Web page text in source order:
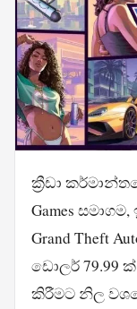
ක්‍රීඩා
Games
Grand Theft
ඩොලර් 79.99
කිරීමට නිල